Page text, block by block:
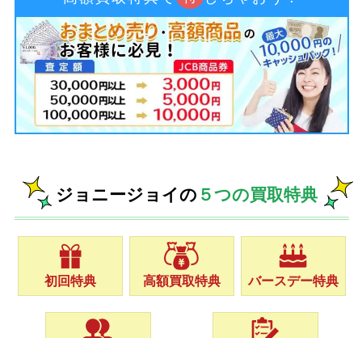
ジョニージョイの ５つの買取特典
初回特典 高額買取特典 バースデー特典